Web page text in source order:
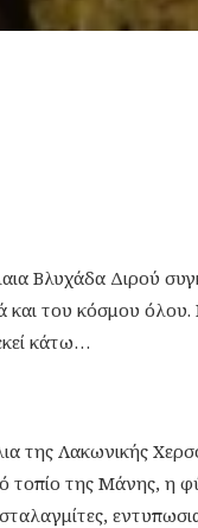
Βλυχάδα Διρού
του κόσμου
κάτω…
της Λακωνικής
της Μάνης, η